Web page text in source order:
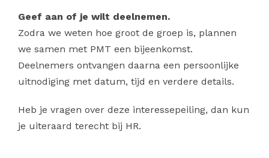
Geef aan of je wilt deelnemen.
Zodra we weten hoe groot de groep is, plannen
we samen met PMT een bijeenkomst.
Deelnemers ontvangen daarna een persoonlijke
uitnodiging met datum, tijd en verdere details.
Heb je vragen over deze interessepeiling, dan kun
je uiteraard terecht bij HR.